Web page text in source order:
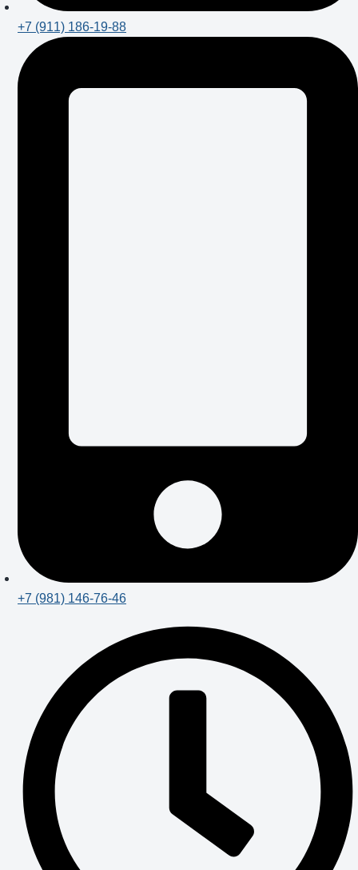
+7 (911) 186-19-88
+7 (981) 146-76-46